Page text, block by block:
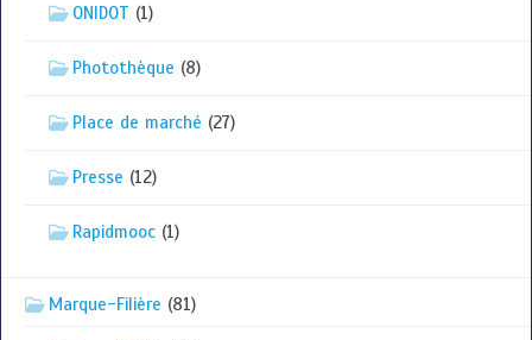
ONIDOT (1)
Photothèque (8)
Place de marché (27)
Presse (12)
Rapidmooc (1)
Marque-Filière (81)